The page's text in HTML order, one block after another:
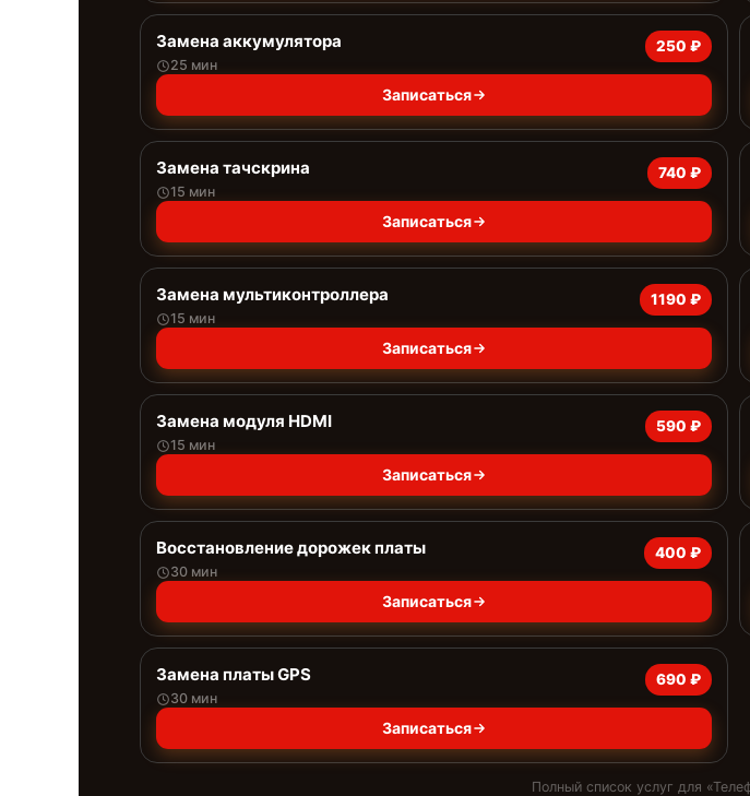
Замена аккумулятора
25 мин
250 ₽
Записаться
Замена тачскрина
15 мин
740 ₽
Записаться
Замена мультиконтроллера
15 мин
1190 ₽
Записаться
Замена модуля HDMI
15 мин
590 ₽
Записаться
Восстановление дорожек платы
30 мин
400 ₽
Записаться
Замена платы GPS
30 мин
690 ₽
Записаться
Полный список услуг для «